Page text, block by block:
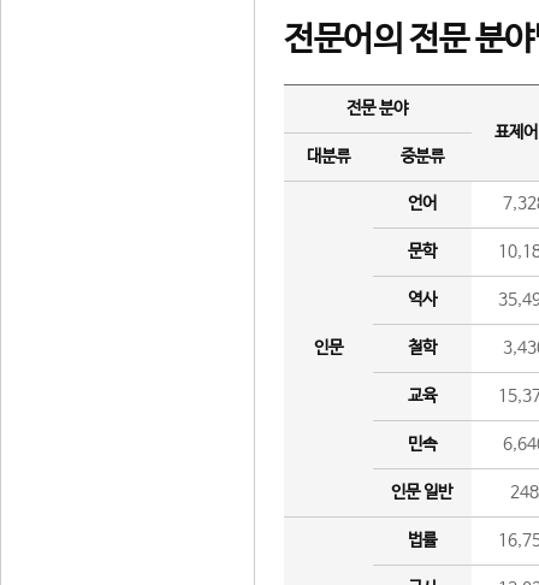
전문어의 전문 분
전문 분야
표제
대분류
중분류
인문
언어
문학
역사
철학
교육
민속
인문 일반 248
법률